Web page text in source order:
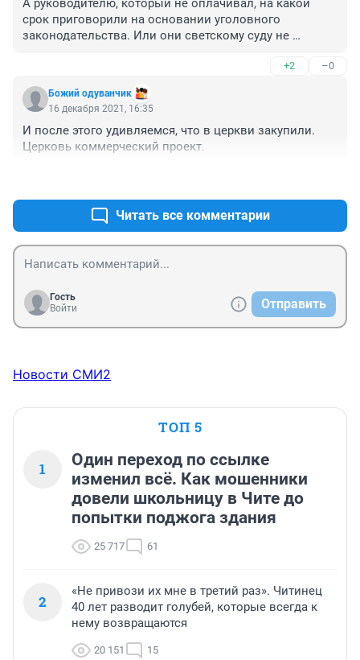
А руководителю, который не оплачивал, на какой
срок приговорили на основании уголовного
законодательства. Или они светскому суду не
+2 –0
Божий одуванчик
16 декабря 2021, 16:35
И после этого удивляемся, что в церкви закупили.
Церковь коммерческий проект.
Читать все комментарии
Гость
Войти
Отправить
Новости СМИ2
ТОП 5
1
Один переход по ссылке
изменил всё. Как мошенники
довели школьницу в Чите до
попытки поджога здания
25 717 61
2
«Не привози их мне в третий раз». Читинец
40 лет разводит голубей, которые всегда к
нему возвращаются
20 151 15